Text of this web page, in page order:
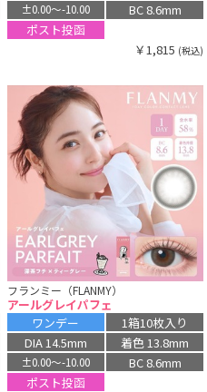
±0.00〜-10.00
BC 8.6mm
ポスト投函
￥1,815 (税込)
フランミー（FLANMY）
アールグレイパフェ
ワンデー
1箱10枚入り
DIA 14.5mm
着色 13.8mm
±0.00〜-10.00
BC 8.6mm
ポスト投函